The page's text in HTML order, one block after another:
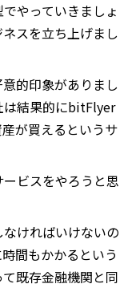
やっていきましょ
スを立ち上げまし
的印象がありまし
は結果的にbitFlyer
が買えるというサ
ビスをやろうと思
ければいけないの
間もかかるという
既存金融機関と同